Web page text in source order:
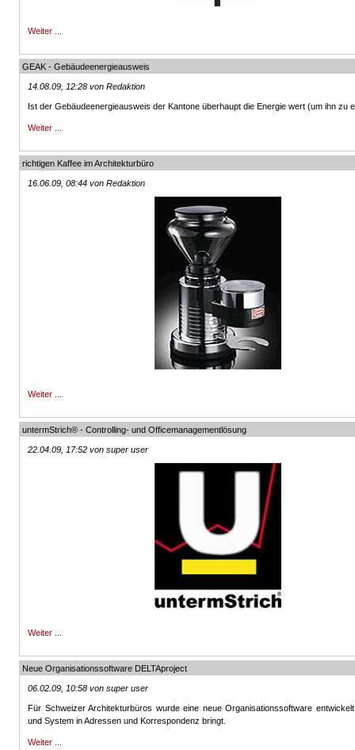
Weiter ...
GEAK - Gebäudeenergieausweis
14.08.09, 12:28 von Redaktion
Ist der Gebäudeenergieausweis der Kantone überhaupt die Energie wert (um ihn zu
Weiter ...
richtigen Kaffee im Architekturbüro
16.06.09, 08:44 von Redaktion
Weiter ...
untermStrich® - Controlling- und Officemanagementlösung
22.04.09, 17:52 von super user
Weiter ...
Neue Organisationssoftware DELTAproject
06.02.09, 10:58 von super user
Für Schweizer Architekturbüros wurde eine neue Organisationssoftware
und System in Adressen und Korrespondenz bringt.
Weiter ...